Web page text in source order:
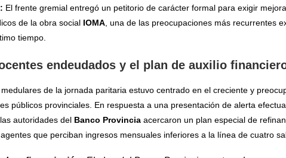
El frente gremial entregó un petitorio de carácter formal para exigir
de la obra social IOMA, una de las preocupaciones más recurrentes
tiempo.
endeudados y el plan de auxilio
de la jornada paritaria estuvo centrado en el creciente y
públicos provinciales. En respuesta a una presentación de alerta
autoridades del Banco Provinciaacercaron un plan especial de
que perciban ingresos mensuales inferiores a la línea de cuatro